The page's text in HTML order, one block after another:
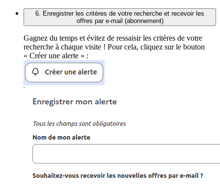
6. Enregistrer les critères de votre recherche et recevoir les
offres par e-mail (abonnement)
Gagnez du temps et évitez de ressaisir les critères de votre
recherche à chaque visite ! Pour cela, cliquez sur le bouton
« Créer une alerte » :